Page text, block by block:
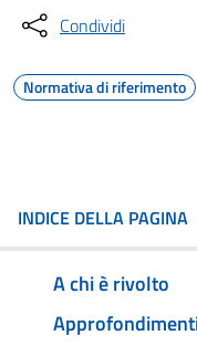
Condividi
Normativa di riferimento
INDICE DELLA PAGINA
A chi è rivolto